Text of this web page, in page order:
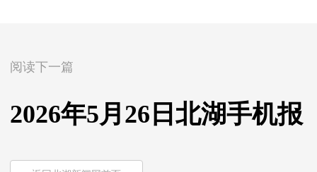
阅读下一篇
2026年5月26日北湖手机报